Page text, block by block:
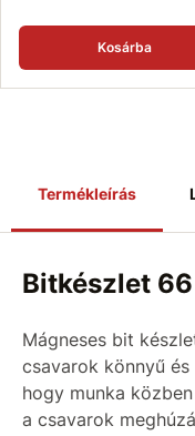
Kosárba
Termékleírás
Bitkészlet
Mágneses bit
csavarok könnyű
hogy munka
a csavarok